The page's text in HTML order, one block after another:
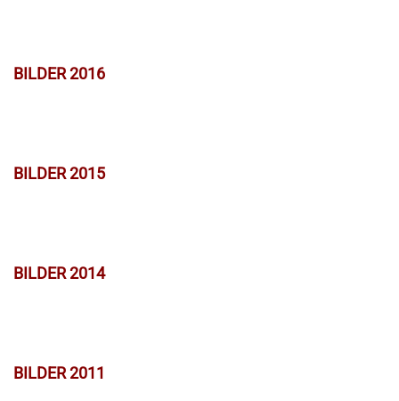
BILDER 2016
BILDER 2015
BILDER 2014
BILDER 2011